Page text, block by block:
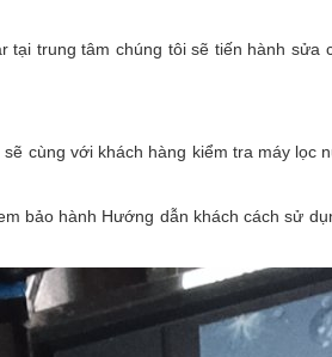
trung tâm chúng tôi sẽ tiến hành sửa
cùng với khách hàng kiểm tra máy lọc
bảo hành Hướng dẫn khách cách sử